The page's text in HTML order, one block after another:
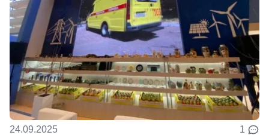
24.09.2025 1